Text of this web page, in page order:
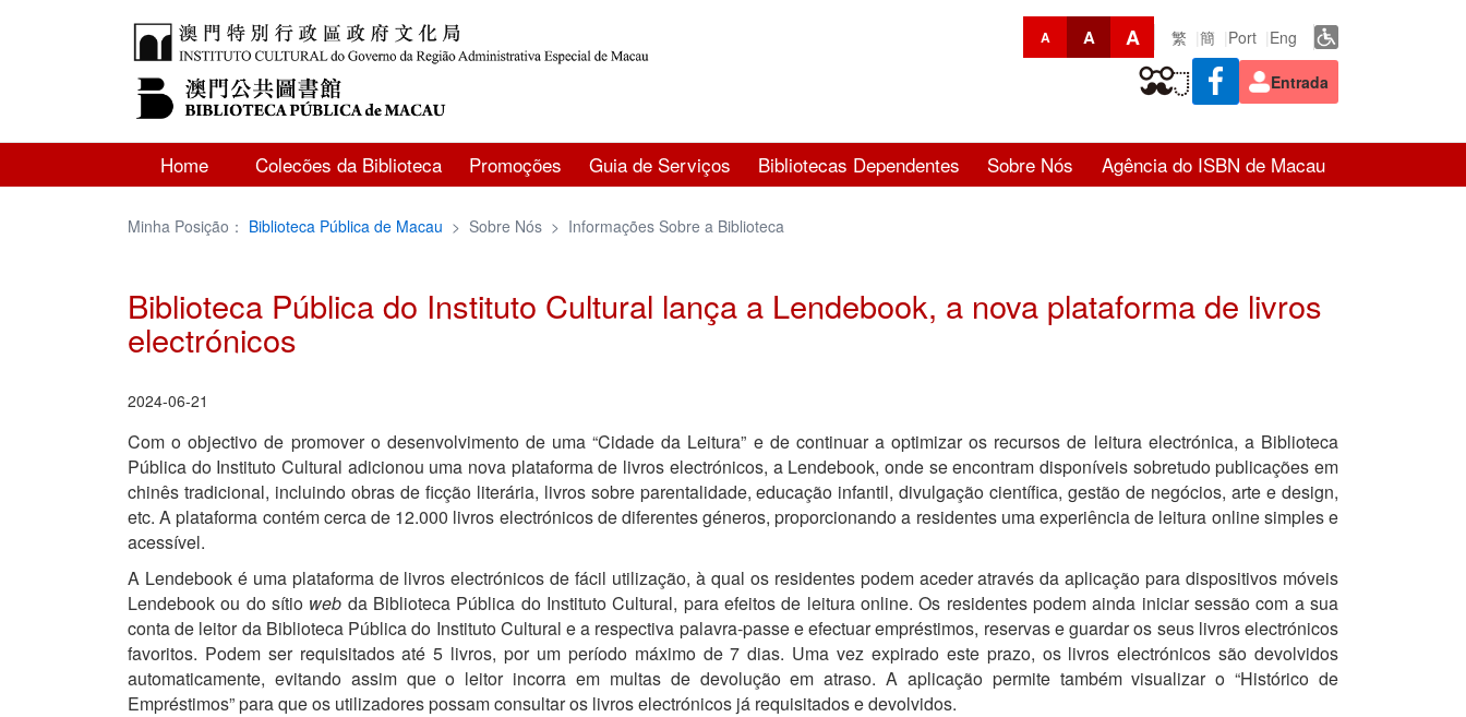
A A A 繁 簡 Port Eng
Entrada
Home Colecões da Biblioteca Promoções Guia de Serviços Bibliotecas Dependentes Sobre Nós Agência do ISBN de Macau
Minha Posição： Biblioteca Pública de Macau > Sobre Nós > Informações Sobre a Biblioteca
Biblioteca Pública do Instituto Cultural lança a Lendebook, a nova plataforma de livros
electrónicos
2024-06-21
Com o objectivo de promover o desenvolvimento de uma “Cidade da Leitura” e de continuar a optimizar os recursos de leitura electrónica, a Biblioteca
Pública do Instituto Cultural adicionou uma nova plataforma de livros electrónicos, a Lendebook, onde se encontram disponíveis sobretudo publicações em
chinês tradicional, incluindo obras de ficção literária, livros sobre parentalidade, educação infantil, divulgação científica, gestão de negócios, arte e design,
etc. A plataforma contém cerca de 12.000 livros electrónicos de diferentes géneros, proporcionando a residentes uma experiência de leitura online simples e
acessível.
A Lendebook é uma plataforma de livros electrónicos de fácil utilização, à qual os residentes podem aceder através da aplicação para dispositivos móveis
Lendebook ou do sítio web da Biblioteca Pública do Instituto Cultural, para efeitos de leitura online. Os residentes podem ainda iniciar sessão com a sua
conta de leitor da Biblioteca Pública do Instituto Cultural e a respectiva palavra-passe e efectuar empréstimos, reservas e guardar os seus livros electrónicos
favoritos. Podem ser requisitados até 5 livros, por um período máximo de 7 dias. Uma vez expirado este prazo, os livros electrónicos são devolvidos
automaticamente, evitando assim que o leitor incorra em multas de devolução em atraso. A aplicação permite também visualizar o “Histórico de
Empréstimos” para que os utilizadores possam consultar os livros electrónicos já requisitados e devolvidos.